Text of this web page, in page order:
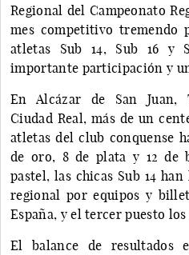
Regional del Campeonato
mes competitivo tremendo
atletas Sub 14, Sub 16 y
importante participación y
En Alcázar de San Juan,
Ciudad Real, más de un
atletas del club conquense
de oro, 8 de plata y 12 de
pastel, las chicas Sub 14
regional por equipos y
España, y el tercer puesto
El balance de resultados